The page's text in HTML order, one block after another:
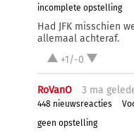
incomplete opstelling
Had JFK misschien
allemaal achteraf.
+1/-0
RoVanO 3 ma
448 nieuwsreacties
geen opstelling